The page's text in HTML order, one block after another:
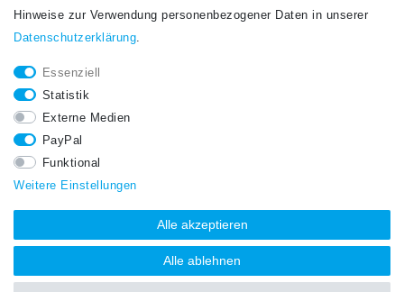
STAY CONNECTED.
Hinweise zur Verwendung personenbezogener Daten in unserer
Daten­schutz­erklärung.
Essenziell
Statistik
Externe Medien
PayPal
Funktional
Weitere Einstellungen
Alle akzeptieren
Alle ablehnen